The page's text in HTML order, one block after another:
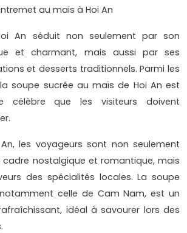
au mais à Hoi An
An séduit non seulement par son
et charmant, mais aussi par ses
et desserts traditionnels. Parmi les
soupe sucrée au maïs de Hoi An est
que les visiteurs doivent
les voyageurs sont non seulement
cadre nostalgique et romantique, mais
des spécialités locales. La soupe
celle de Cam Nam, est un
idéal à savourer lors des